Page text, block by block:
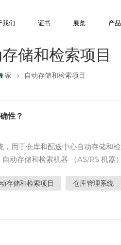
我们 证书 展览 产品
储和检索项目
家 自动存储和检索项目
性？
存储和检索项目
仓库管理系统